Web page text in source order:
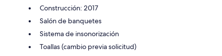
Construcción: 2017
Salón de banquetes
Sistema de insonorización
Toallas (cambio previa solicitud)